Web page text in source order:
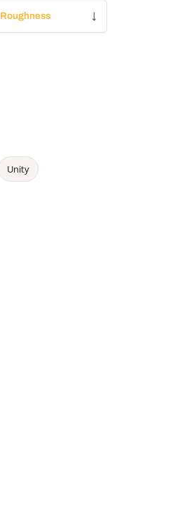
Roughness ↓
Unity